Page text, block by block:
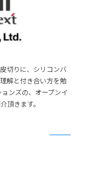
切りに、シリコンバ
解と付き合い方を勉
ンズの、オープンイ
頂きます。